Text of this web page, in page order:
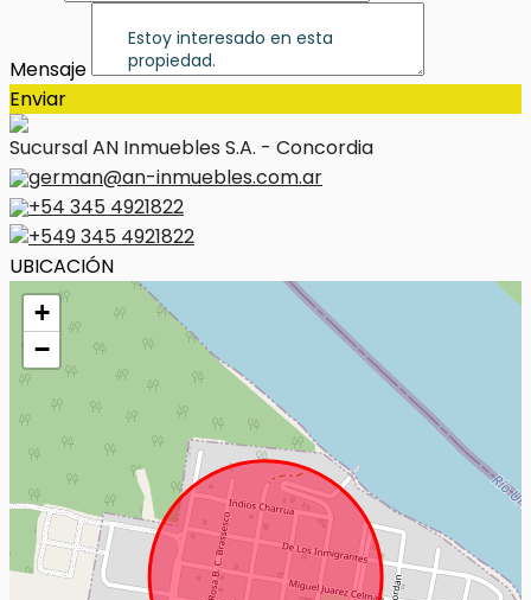
Mensaje
Enviar
Sucursal AN Inmuebles S.A. - Concordia
german@an-inmuebles.com.ar
+54 345 4921822
+549 345 4921822
UBICACIÓN
+
−